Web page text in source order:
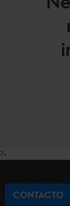
?>
CONTACTO